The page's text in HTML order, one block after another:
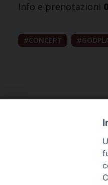
Info e prenotazioni
CONCERT